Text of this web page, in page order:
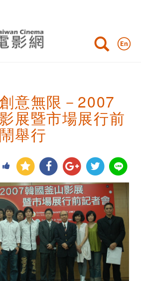
意無限－2007
展暨市場展行前
舉行